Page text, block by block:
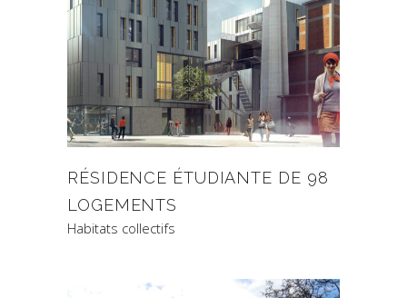
RÉSIDENCE ÉTUDIANTE DE 98
LOGEMENTS
Habitats collectifs